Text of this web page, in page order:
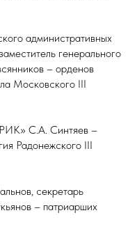
административных
генерального
– орденов
Московского III
С.А. Синтяев –
Радонежского III
секретарь
– патриарших